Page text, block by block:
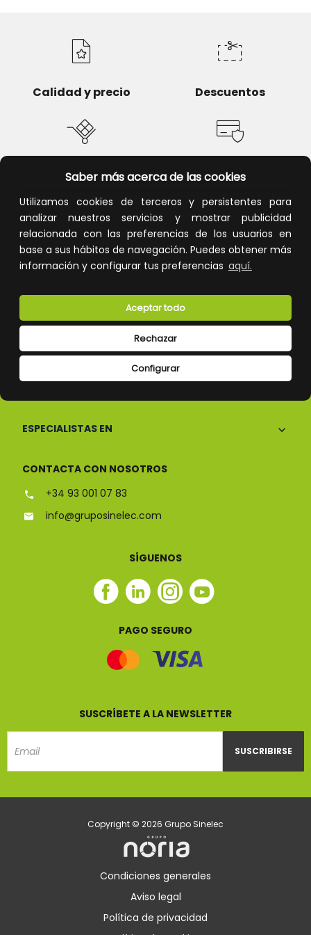
Saber más acerca de las cookies
Utilizamos cookies de terceros y persistentes para
analizar nuestros servicios y mostrar publicidad
relacionada con las preferencias de los usuarios en
base a sus hábitos de navegación. Puedes obtener más
información y configurar tus preferencias aquí.
Configurar
Rechazar
Aceptar todo
Calidad y precio Descuentos
Devoluciones Pago seguro
Atención al cliente
ESPECIALISTAS EN
CONTACTA CON NOSOTROS
+34 93 001 07 83
info@gruposinelec.com
SÍGUENOS
Facebook
Linkedin
Instagram
Youtube
PAGO SEGURO
SUSCRÍBETE A LA NEWSLETTER
SUSCRIBIRSE
Copyright © 2026 Grupo Sinelec
Condiciones generales
Aviso legal
Política de privacidad